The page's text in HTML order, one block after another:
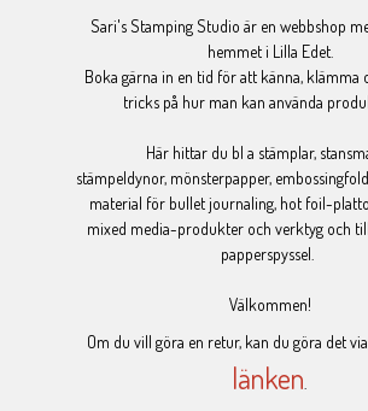
Sari's Stamping Studio är en webbshop
hemmet i Lilla Edet.
Boka gärna in en tid för att känna, klämma
tricks på hur man kan använda
Här hittar du bl a stämplar,
stämpeldynor, mönsterpapper,
material för bullet journaling, hot foil-
mixed media-produkter och verktyg och
papperspyssel.
Välkommen!
Om du vill göra en retur, kan du göra det via
länken.